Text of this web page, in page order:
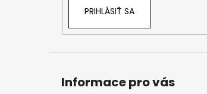
PRIHLÁSIŤ SA
Informace pro vás